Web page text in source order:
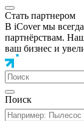
Стать партнером
В iCover мы
партнёрствам.
ваш бизнес и
Поиск